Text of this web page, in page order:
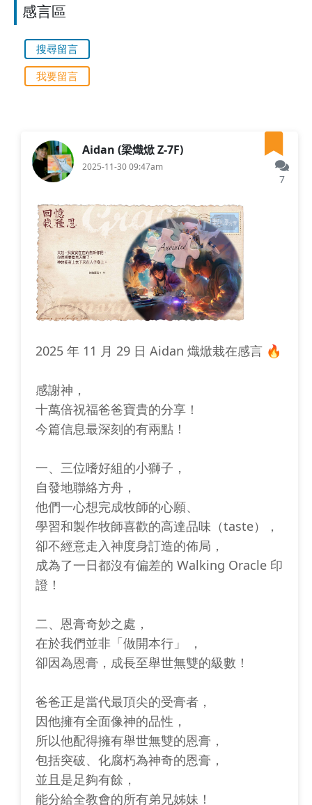
感言區
搜尋留言
我要留言
Aidan (梁熾焮 Z-7F)
2025-11-30 09:47am
7
2025 年 11 月 29 日 Aidan 熾焮栽在感言 🔥
感謝神，
十萬倍祝福爸爸寶貴的分享！
今篇信息最深刻的有兩點！
一、三位嗜好組的小獅子，
自發地聯絡方舟，
他們一心想完成牧師的心願、
學習和製作牧師喜歡的高達品味（taste），
卻不經意走入神度身訂造的佈局，
成為了一日都沒有偏差的 Walking Oracle 印
證！
二、恩膏奇妙之處，
在於我們並非「做開本行」 ，
卻因為恩膏，成長至舉世無雙的級數！
爸爸正是當代最頂尖的受膏者，
因他擁有全面像神的品性，
所以他配得擁有舉世無雙的恩膏，
包括突破、化腐朽為神奇的恩膏，
並且是足夠有餘，
能分給全教會的所有弟兄姊妹！